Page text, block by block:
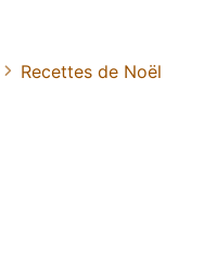
Recettes de Noël